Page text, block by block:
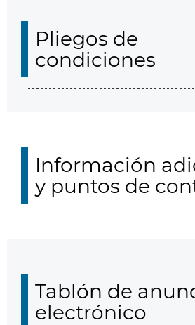
Pliegos de
condiciones
Información
y puntos de
Tablón de
electrónico